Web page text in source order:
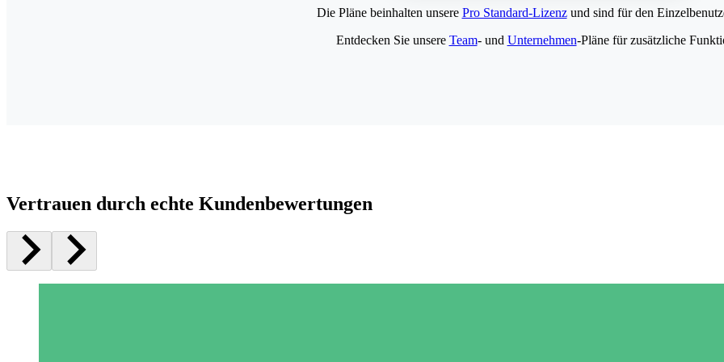
Die Pläne beinhalten unsere Pro Standard-Lizenzund sind für den
Entdecken Sie unsere Team- und Unternehmen-Pläne für zusätzliche
Vertrauen durch echte Kundenbewertungen